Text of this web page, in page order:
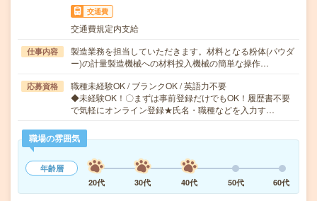
交通費
交通費規定内支給
仕事内容
製造業務を担当していただきます。材料となる粉体(パウダ
ー)の計量製造機械への材料投入機械の簡単な操作…
応募資格
職種未経験OK / ブランクOK / 英語力不要
◆未経験OK！〇まずは事前登録だけでもOK！履歴書不要
で気軽にオンライン登録★氏名・職種などを入力す…
職場の雰囲気
年齢層
20代
30代 40代 50代 60代